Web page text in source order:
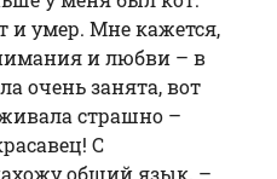
и умер. Мне кажется,
и любви – в
очень занята, вот
страшно –
С
общий язык. –